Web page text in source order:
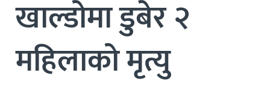
खाल्डोमा डुबेर २
महिलाको मृत्यु